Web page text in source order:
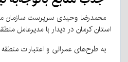
محمدرضا وحیدی سرپرست سازمان
استان کرمان در دیدار با مدیرعامل
به طرح‌های عمرانی و اعتبارات منطقه